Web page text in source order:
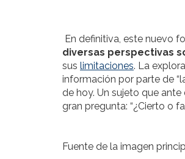
En definitiva, este nuevo
diversas perspectivas
sus limitaciones. La
información por parte de
de hoy. Un sujeto que
gran pregunta: “¿Cierto o
Fuente de la imagen